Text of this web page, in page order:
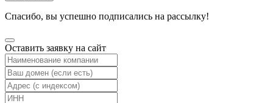
Спасибо, вы успешно подписались на рассылку!
Оставить заявку на сайт